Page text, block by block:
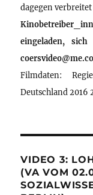
dagegen
eingeladen,
Filmdaten:
Deutschland 2016
VIDEO 3:
(VA VOM